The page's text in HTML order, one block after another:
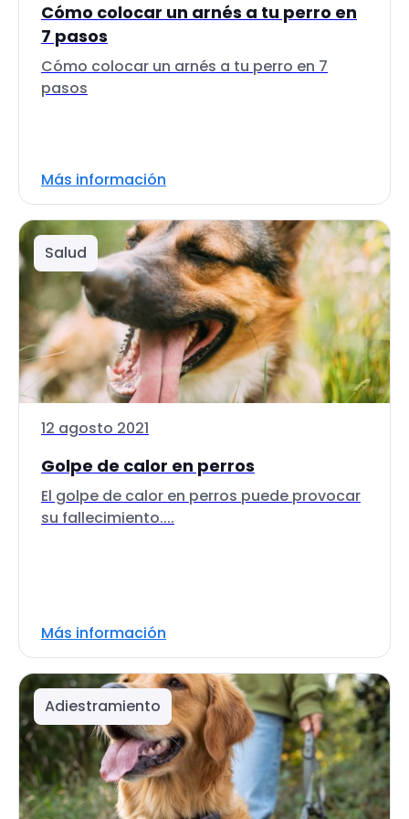
Cómo colocar un arnés a tu perro en
7 pasos
Cómo colocar un arnés a tu perro en 7
pasos
Más información
Salud
12 agosto 2021
Golpe de calor en perros
El golpe de calor en perros puede provocar
su fallecimiento....
Más información
Adiestramiento